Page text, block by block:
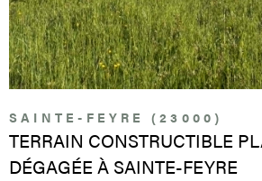
SAINTE-FEYRE (23000)
TERRAIN CONSTRUCTIBLE
DÉGAGÉE À SAINTE-FEYRE